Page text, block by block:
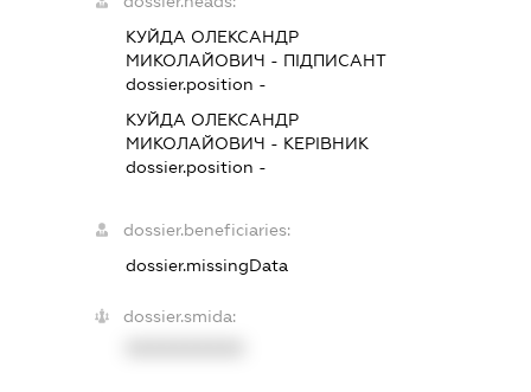
КУЙДА ОЛЕКСАНДР
МИКОЛАЙОВИЧ - ПІДПИСАНТ
dossier.position -
КУЙДА ОЛЕКСАНДР
МИКОЛАЙОВИЧ - КЕРІВНИК
dossier.position -
dossier.beneficiaries:
dossier.missingData
dossier.smida: